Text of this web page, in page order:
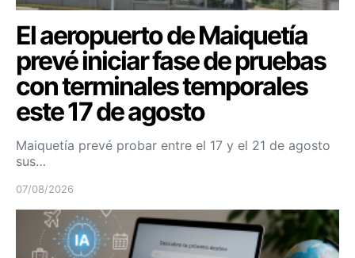
El aeropuerto de Maiquetía
prevé iniciar fase de pruebas
con terminales temporales
este 17 de agosto
Maiquetía prevé probar entre el 17 y el 21 de agosto
sus…
07/08/2026